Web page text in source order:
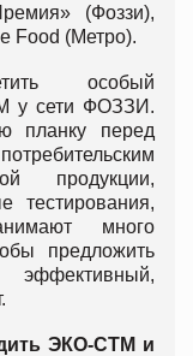
(Фоззи),
Food (Метро).
особый
у сети ФОЗЗИ.
планку перед
продукции,
тестирования,
много
предложить
эффективный,
ЭКО-СТМ и